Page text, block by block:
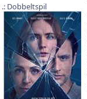
Dobbeltspil